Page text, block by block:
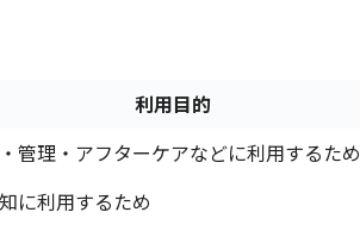
利用目的
管理・アフターケアなどに利用するため
に利用するため